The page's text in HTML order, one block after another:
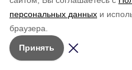
персональных данных и
браузера.
Принять